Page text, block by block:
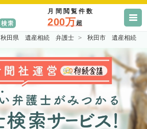
月間閲覧件数
200万超
秋田県 遺産相続 弁護士 秋田市 遺産相続